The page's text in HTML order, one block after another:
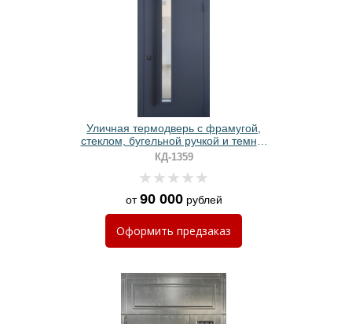
Уличная термодверь с фрамугой,
стеклом, бугельной ручкой и темно-
серой полимерной покраской
КД-1359
от90 000рублей
Оформить предзаказ